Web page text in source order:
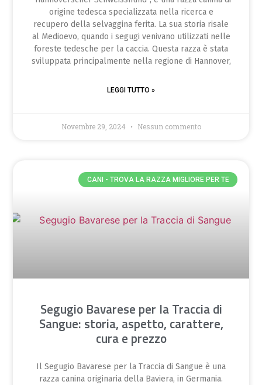
origine tedesca specializzata nella ricerca e
recupero della selvaggina ferita. La sua storia risale
al Medioevo, quando i segugi venivano utilizzati nelle
foreste tedesche per la caccia. Questa razza è stata
sviluppata principalmente nella regione di Hannover,
LEGGI TUTTO »
Novembre 29, 2024 Nessun commento
CANI - TROVA LA RAZZA MIGLIORE PER TE
Segugio Bavarese per la Traccia di
Sangue: storia, aspetto, carattere,
cura e prezzo
Il Segugio Bavarese per la Traccia di Sangue è una
razza canina originaria della Baviera, in Germania.